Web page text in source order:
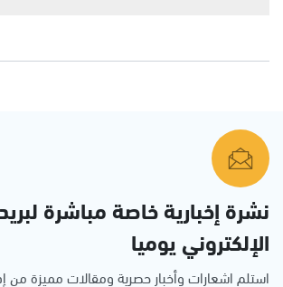
نشرة إخبارية خاصة مباشرة
الإلكتروني يوميا
استلم اشعارات وأخبار حصرية ومقالات مميزة